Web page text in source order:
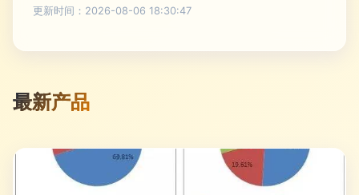
更新时间：2026-08-06 18:30:47
最新产品